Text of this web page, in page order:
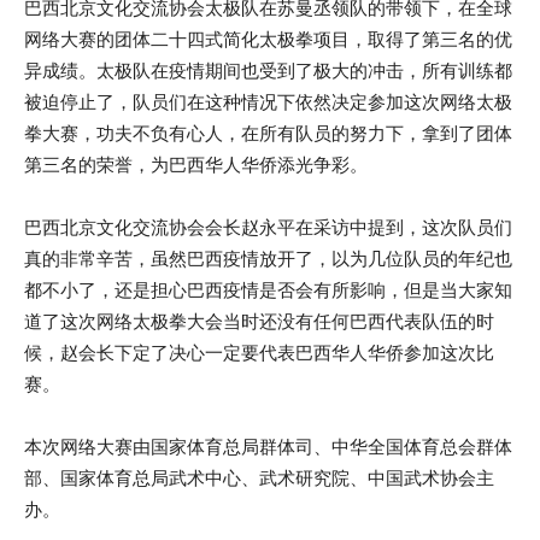
巴西北京文化交流协会太极队在苏曼丞领队的带领下，在全球
网络大赛的团体二十四式简化太极拳项目，取得了第三名的优
异成绩。太极队在疫情期间也受到了极大的冲击，所有训练都
被迫停止了，队员们在这种情况下依然决定参加这次网络太极
拳大赛，功夫不负有心人，在所有队员的努力下，拿到了团体
第三名的荣誉，为巴西华人华侨添光争彩。
巴西北京文化交流协会会长赵永平在采访中提到，这次队员们
真的非常辛苦，虽然巴西疫情放开了，以为几位队员的年纪也
都不小了，还是担心巴西疫情是否会有所影响，但是当大家知
道了这次网络太极拳大会当时还没有任何巴西代表队伍的时
候，赵会长下定了决心一定要代表巴西华人华侨参加这次比
赛。
本次网络大赛由国家体育总局群体司、中华全国体育总会群体
部、国家体育总局武术中心、武术研究院、中国武术协会主
办。